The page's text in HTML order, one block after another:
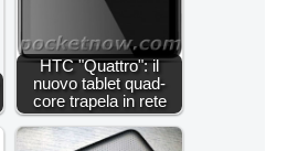
HTC "Quattro": il
nuovo tablet quad-
core trapela in rete